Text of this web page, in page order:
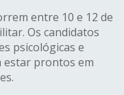
entre 10 e 12 de
Os candidatos
psicológicas e
estar prontos em